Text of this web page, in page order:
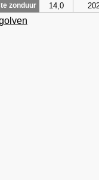
zonduur 14,0